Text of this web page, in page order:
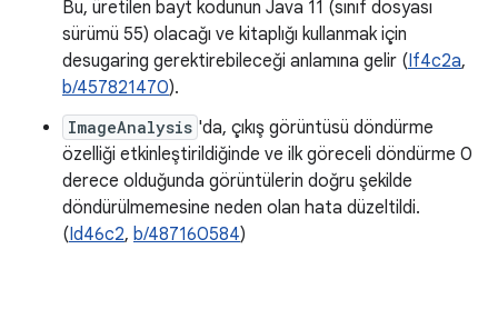
Bu, üretilen bayt kodunun Java 11 (sınıf dosyası
sürümü 55) olacağı ve kitaplığı kullanmak için
desugaring gerektirebileceği anlamına gelir (If4c2a,
b/457821470).
ImageAnalysis 'da, çıkış görüntüsü döndürme
özelliği etkinleştirildiğinde ve ilk göreceli döndürme 0
derece olduğunda görüntülerin doğru şekilde
döndürülmemesine neden olan hata düzeltildi.
(Id46c2, b/487160584)